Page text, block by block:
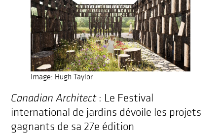
Image: Hugh Taylor
Canadian Architect: Le Festival
international de jardins dévoile les projets
gagnants de sa 27e édition